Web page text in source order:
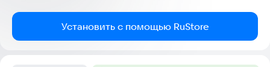
Установить с помощью RuStore